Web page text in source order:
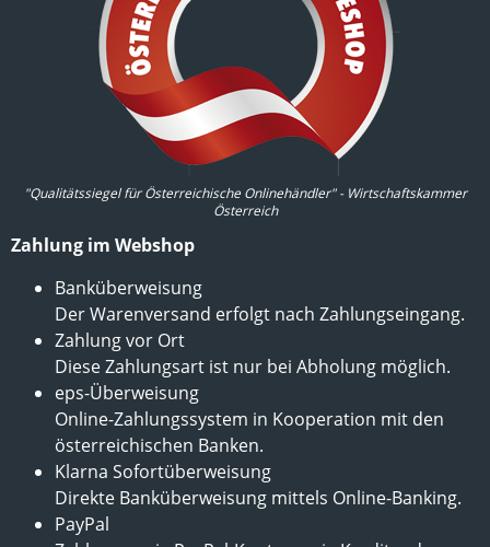
"Qualitätssiegel für Österreichische Onlinehändler" - Wirtschaftskammer
Österreich
Zahlung im Webshop
Banküberweisung
Der Warenversand erfolgt nach Zahlungseingang.
Zahlung vor Ort
Diese Zahlungsart ist nur bei Abholung möglich.
eps-Überweisung
Online-Zahlungssystem in Kooperation mit den
österreichischen Banken.
Klarna Sofortüberweisung
Direkte Banküberweisung mittels Online-Banking.
PayPal